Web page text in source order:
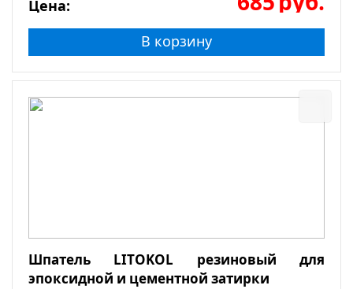
Цена:
В корзину
Шпатель LITOKOL резиновый для
эпоксидной и цементной затирки